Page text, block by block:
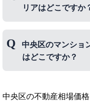
リアはどこですか
アは、月島 、勝ど
中央区のマンショ
はどこですか？
は、銀座駅、月島駅
中央区の不動産相場価格